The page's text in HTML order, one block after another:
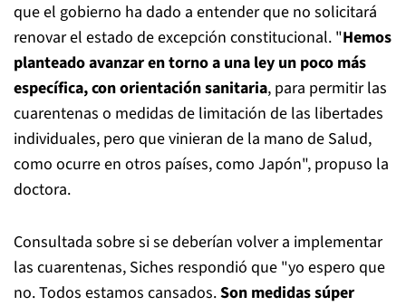
que el gobierno ha dado a entender que no solicitará
renovar el estado de excepción constitucional. "Hemos
planteado avanzar en torno a una ley un poco más
específica, con orientación sanitaria, para permitir las
cuarentenas o medidas de limitación de las libertades
individuales, pero que vinieran de la mano de Salud,
como ocurre en otros países, como Japón", propuso la
doctora.
Consultada sobre si se deberían volver a implementar
las cuarentenas, Siches respondió que "yo espero que
no. Todos estamos cansados.Son medidas súper